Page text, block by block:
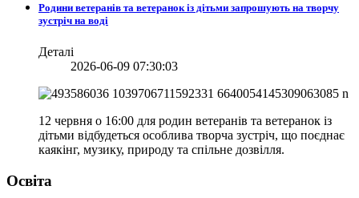
Родини ветеранів та ветеранок із дітьми запрошують на творчу
зустріч на воді
Деталі
2026-06-09 07:30:03
12 червня о 16:00 для родин ветеранів та ветеранок із
дітьми відбудеться особлива творча зустріч, що поєднає
каякінг, музику, природу та спільне дозвілля.
Освіта